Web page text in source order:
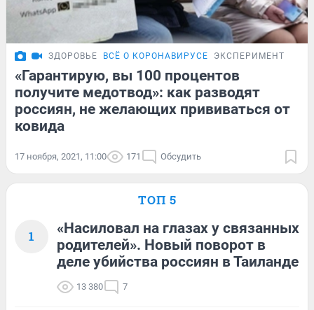
ЗДОРОВЬЕ ВСЁ О КОРОНАВИРУСЕ ЭКСПЕРИМЕНТ
«Гарантирую, вы 100 процентов
получите медотвод»: как разводят
россиян, не желающих прививаться от
ковида
17 ноября, 2021, 11:00 171 Обсудить
ТОП 5
1
«Насиловал на глазах у связанных
родителей». Новый поворот в
деле убийства россиян в Таиланде
13 380 7